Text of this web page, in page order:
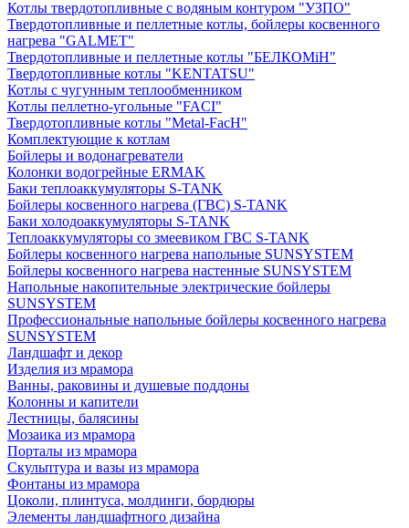
Котлы твердотопливные с водяным контуром "УЗПО"
Твердотопливные и пеллетные котлы, бойлеры косвенного
нагрева "GALMET"
Твердотопливные и пеллетные котлы "БЕЛКОМiН"
Твердотопливные котлы "KENTATSU"
Котлы с чугунным теплообменником
Котлы пеллетно-угольные "FACI"
Твердотопливные котлы "Metal-FacH"
Комплектующие к котлам
Бойлеры и водонагреватели
Колонки водогрейные ERMAK
Баки теплоаккумуляторы S-TANK
Бойлеры косвенного нагрева (ГВС) S-TANK
Баки холодоаккумуляторы S-TANK
Теплоаккумуляторы со змеевиком ГВС S-TANK
Бойлеры косвенного нагрева напольные SUNSYSTEM
Бойлеры косвенного нагрева настенные SUNSYSTEM
Напольные накопительные электрические бойлеры
SUNSYSTEM
Профессиональные напольные бойлеры косвенного нагрева
SUNSYSTEM
Ландшафт и декор
Изделия из мрамора
Ванны, раковины и душевые поддоны
Колонны и капители
Лестницы, балясины
Мозаика из мрамора
Порталы из мрамора
Скульптура и вазы из мрамора
Фонтаны из мрамора
Цоколи, плинтуса, молдинги, бордюры
Элементы ландшафтного дизайна